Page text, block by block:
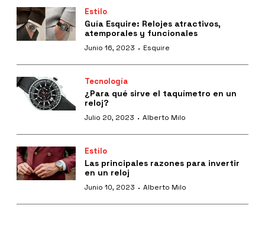
Estilo
Guía Esquire: Relojes atractivos,
atemporales y funcionales
Junio 16, 2023 · Esquire
Tecnología
¿Para qué sirve el taquímetro en un
reloj?
Julio 20, 2023 · Alberto Milo
Estilo
Las principales razones para invertir
en un reloj
Junio 10, 2023 · Alberto Milo